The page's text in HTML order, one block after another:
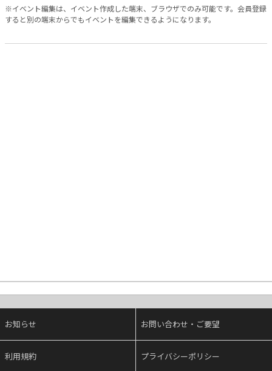
※イベント編集は、イベント作成した端末、ブラウザでのみ可能です。会員登録
すると別の端末からでもイベントを編集できるようになります。
お知らせ お問い合わせ・ご要望
利用規約 プライバシーポリシー